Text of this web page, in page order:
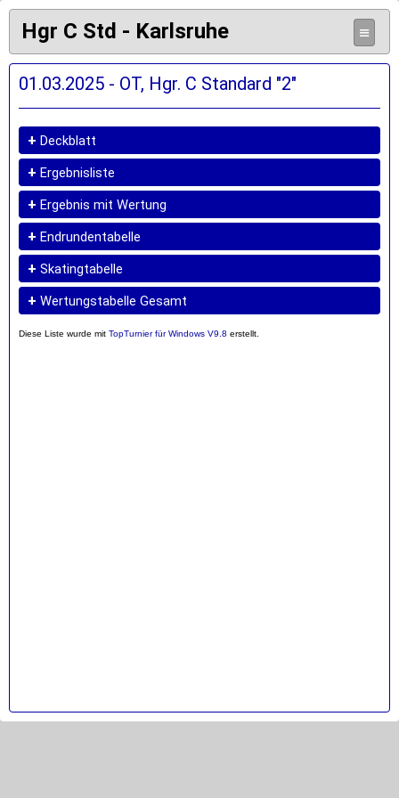
Hgr C Std - Karlsruhe ≡
01.03.2025 - OT, Hgr. C Standard "2"
+ Deckblatt
+ Ergebnisliste
+ Ergebnis mit Wertung
+ Endrundentabelle
+ Skatingtabelle
+ Wertungstabelle Gesamt
Diese Liste wurde mit TopTurnier für Windows V9.8 erstellt.